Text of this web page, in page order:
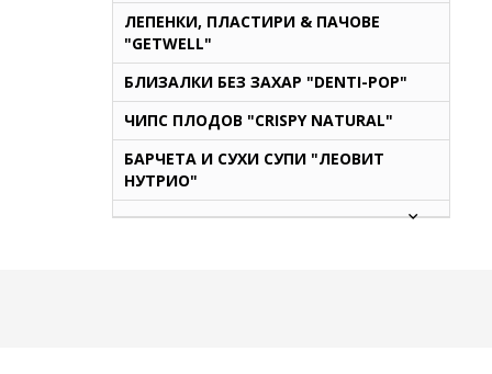
ЛЕПЕНКИ, ПЛАСТИРИ & ПАЧОВЕ
"GETWELL"
БЛИЗАЛКИ БЕЗ ЗАХАР "DENTI-POP"
ЧИПС ПЛОДОВ "CRISPY NATURAL"
БАРЧЕТА И СУХИ СУПИ "ЛЕОВИТ
НУТРИО"